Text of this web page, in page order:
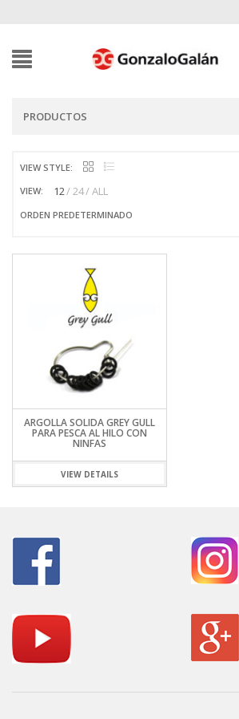
PRODUCTOS
VIEW STYLE:
VIEW:
12 24 ALL
ORDEN PREDETERMINADO
ARGOLLA SOLIDA GREY GULL
PARA PESCA AL HILO CON
NINFAS
VIEW DETAILS